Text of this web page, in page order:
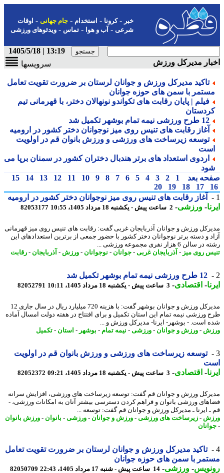
-کرونا-استخدام- جام جهانی-اوقات
شرعی-آب و هوا-تماس-ویدئوهای ورزشی
13:19 | 1405/5/18
مدیرکل ورزش
سرویسها
تاکید مدیرکل ورزش و جوانان لرستان بر ضرورت تقویت تعامل
با سمن های حوزه جوانان
فیلم | پایان رقابت های تکواندو نونهالان دختر، با قهرمانی تیم
12 طرح ورزشی نیمه تمام بوشهر تکمیل شد
آغاز رقابت های تنیس روی میز نوجوانان دختر کشور در ارومیه
توسعه زیرساخت های ورزشی و ورزش بانوان قم در اولویت
اردوی استعداد های برتر هندبال دختران کشور در سمنان برپا می
بعد
1
2
3
4
5
6
7
8
9
10
11
12
13
14
15
17
18
19
20
آغاز رقابت های تنیس روی میز نوجوانان دختر کشور در ارومیه
-ورزشی-2 ساعت پیش - یکشنبه 18 مرداد 1405، 10:55 82053177
ورزش و جوانان آذربایجان غربی گفت: رقابت های تنیس روی میز قهرمانی
و دسته برتر نوجوانان دختر کشور با حضور جمعی از برترین استعدادهای این
6 هزار نفری مجموعه ورزشی ...
روی میز-آذربایجان غربی- جوانان-نوجوانان-ورزش -آذربایجان-رقابت
12 طرح ورزشی نیمه تمام بوشهر تکمیل شد
-اقتصادی-3 ساعت پیش - یکشنبه 18 مرداد 1405، 10:11 82052791
مدیرکل ورزش و جوانان بوشهر گفت: با هزینه 720 میلیارد ریال در سال جاری 12
ورزشی نیمه تمام این استان تکمیل و برای افتتاح در هفته دولت امسال آماده
است. - بوشهر- ایرنا- مدیرکل ورزش و ...
-ورزش و جوانان-ورزشی -نیمه تمام -بوشهر-استان-تکمیل
توسعه زیرساخت های ورزشی و ورزش بانوان قم در اولویت
-اقتصادی-3 ساعت پیش - یکشنبه 18 مرداد 1405، 09:21 82052372
ورزش و جوانان قم گفت: توسعه زیرساخت های ورزشی، افزایش سرانه
ورزشی بانوان و فراهم کردن دسترسی بیشتر آنان به امکانات ورزشی، -
ایرنا ـ مدیرکل ورزش و جوانان قم گفت: توسعه ...
-زیرساخت های ورزشی -ورزش و جوانان-ورزشی -بانوان- ورزش بانوان
تاکید مدیرکل ورزش و جوانان لرستان بر ضرورت تقویت تعامل
با سمن های حوزه جوانان
-ورزشی-14 ساعت پیش - شنبه 17 مرداد 1405، 22:43 82050709